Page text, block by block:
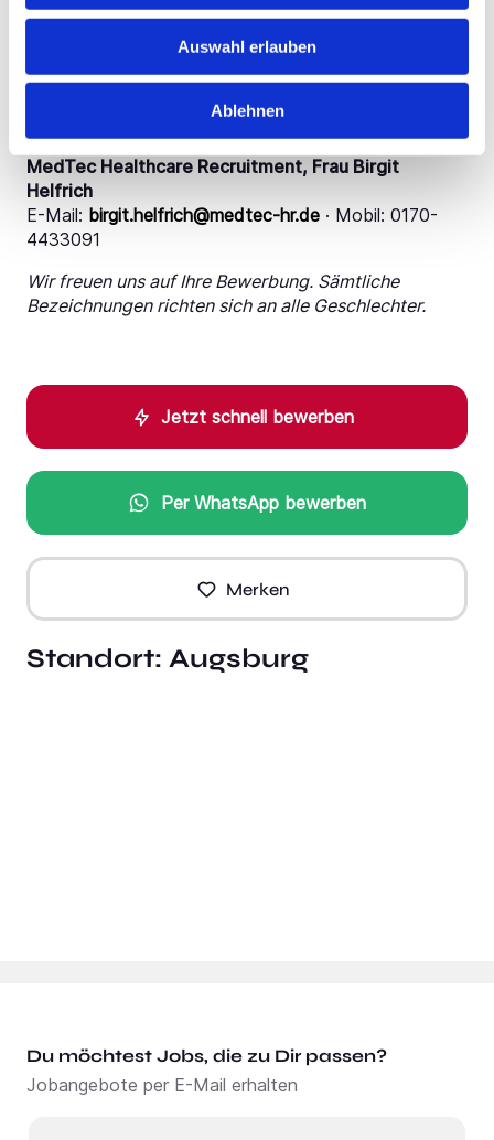
Auswahl erlauben
Ablehnen
freuen uns auf Ihre aussagekräftige Bewerbung mit
Angabe Ihrer Einkommenserwartung und Ihres
möglichen Eintrittstermins – unter Angabe der
MedTec Healthcare Recruitment, Frau Birgit
Helfrich
E-Mail: birgit.helfrich@medtec-hr.de · Mobil: 0170-
4433091
Wir freuen uns auf Ihre Bewerbung. Sämtliche
Bezeichnungen richten sich an alle Geschlechter.
Jetzt schnell bewerben
Per WhatsApp bewerben
Merken
Standort: Augsburg
Du möchtest Jobs, die zu Dir passen?
Jobangebote per E-Mail erhalten